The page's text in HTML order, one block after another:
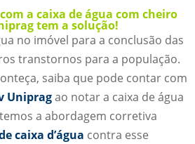
a caixa de água com cheiro
tem a solução!
no imóvel para a conclusão das
transtornos para a população.
saiba que pode contar com
Unipragao notar a caixa de água
a abordagem corretiva
caixa d’água contra esse